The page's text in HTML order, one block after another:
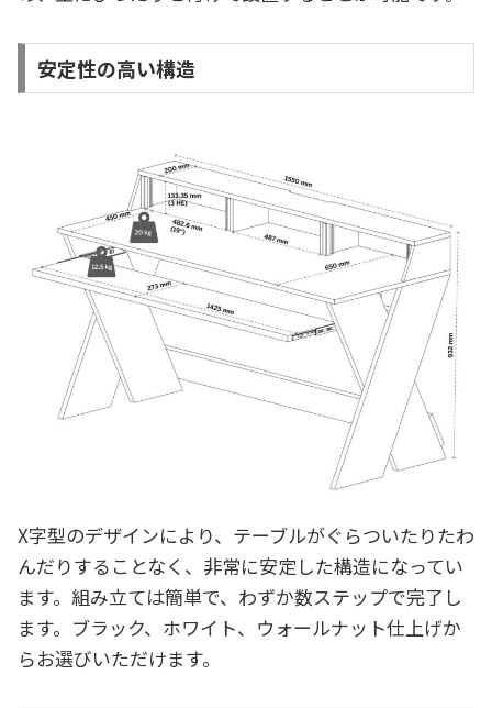
安定性の高い構造
X字型のデザインにより、テーブルがぐらついたりたわ
んだりすることなく、非常に安定した構造になってい
ます。組み立ては簡単で、わずか数ステップで完了し
ます。ブラック、ホワイト、ウォールナット仕上げか
らお選びいただけます。